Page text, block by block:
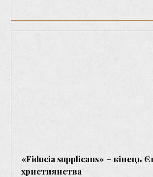
«Fiducia supplicans» – кінець
християнства